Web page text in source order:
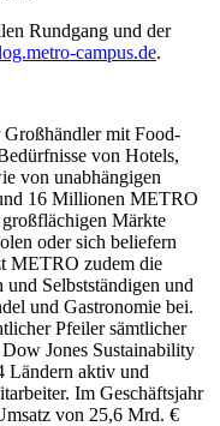
Rundgang und der
campus.de.
mit Food-
von Hotels,
von unabhängigen
16 Millionen METRO
Märkte
oder sich beliefern
METRO zudem die
Selbstständigen und
und Gastronomie bei.
Pfeiler sämtlicher
Jones Sustainability
Ländern aktiv und
Im Geschäftsjahr
von 25,6 Mrd. €